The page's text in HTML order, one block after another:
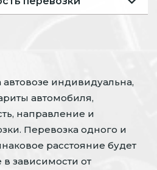
индивидуальна,
автомобиля,
направление и
Перевозка одного и
расстояние будет
в зависимости от